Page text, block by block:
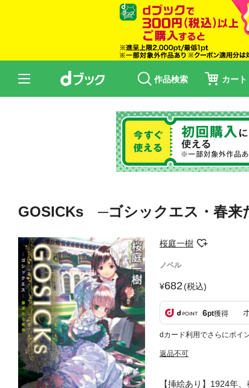
作品検索 カート
GOSICKs ─ゴシックエス・春来
桜庭一樹
ノベル
682(税込)
6pt獲得
dカード利用でさらにポイ
返品不可
【挿絵あり】1924年